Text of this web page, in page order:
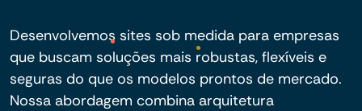
Desenvolvemos sites sob medida para empresas
que buscam soluções mais robustas, flexíveis e
seguras do que os modelos prontos de mercado.
Nossa abordagem combina arquitetura